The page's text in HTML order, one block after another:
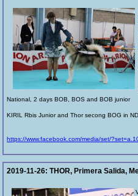
National, 2 days BOB, BOS and BOB junior
KIRIL Rbis Junior and Thor secong BOG in
https://www.facebook.com/media/set/
2019-11-26:THOR, Primera Salida,